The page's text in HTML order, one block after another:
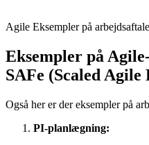
Agile Eksempler på
Eksempler på
SAFe (Scaled
Også her er der eksempler på
PI-planlægning: